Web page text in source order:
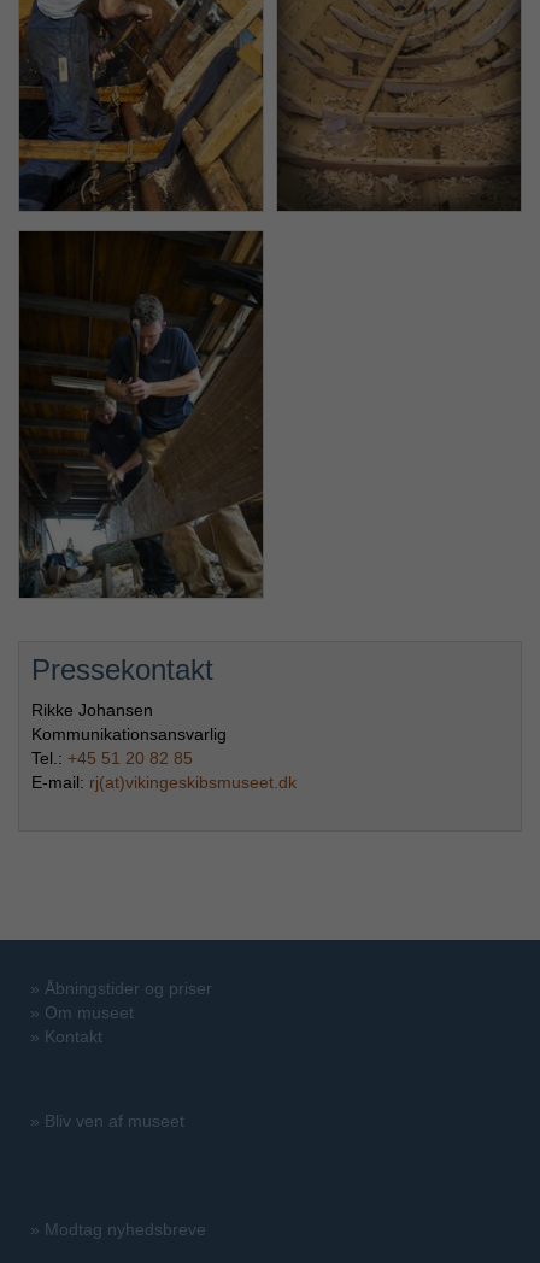
Pressekontakt
Rikke Johansen
Kommunikationsansvarlig
Tel.: +45 51 20 82 85
E-mail: rj(at)vikingeskibsmuseet.dk
» Åbningstider og priser
» Om museet
» Kontakt
» Bliv ven af museet
» Modtag nyhedsbreve